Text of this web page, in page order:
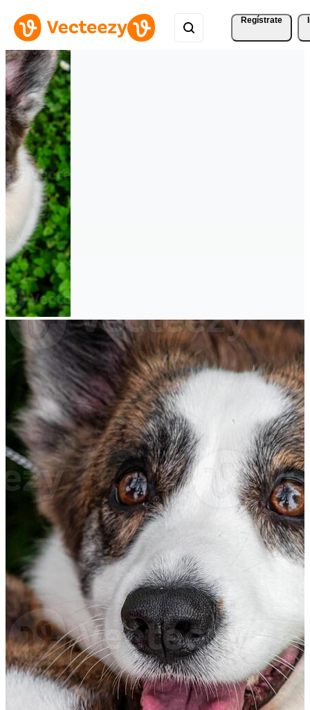
Regístrate